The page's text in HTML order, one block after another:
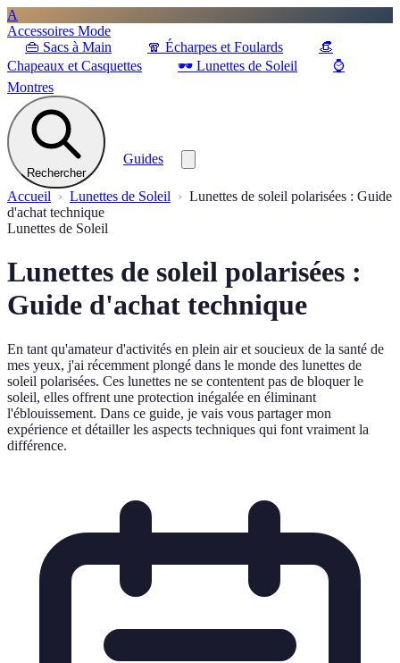
A
Accessoires Mode
👜 Sacs à Main 🧣 Écharpes et Foulards
👒
Chapeaux et Casquettes
🕶️ Lunettes de Soleil
⌚
Montres
Rechercher
Guides
Accueil Lunettes de Soleil
Lunettes de soleil polarisées : Guide
d'achat technique
Lunettes de Soleil
Lunettes de soleil polarisées :
Guide d'achat technique
En tant qu'amateur d'activités en plein air et soucieux de la santé de
mes yeux, j'ai récemment plongé dans le monde des lunettes de
soleil polarisées. Ces lunettes ne se contentent pas de bloquer le
soleil, elles offrent une protection inégalée en éliminant
l'éblouissement. Dans ce guide, je vais vous partager mon
expérience et détailler les aspects techniques qui font vraiment la
différence.